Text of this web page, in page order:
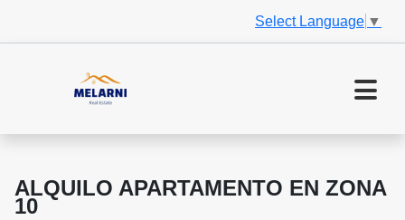
Select Language ▼
ALQUILO APARTAMENTO EN ZONA
10